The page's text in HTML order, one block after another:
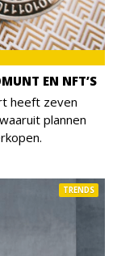
EN NFT’S
heeft zeven
plannen
TRENDS